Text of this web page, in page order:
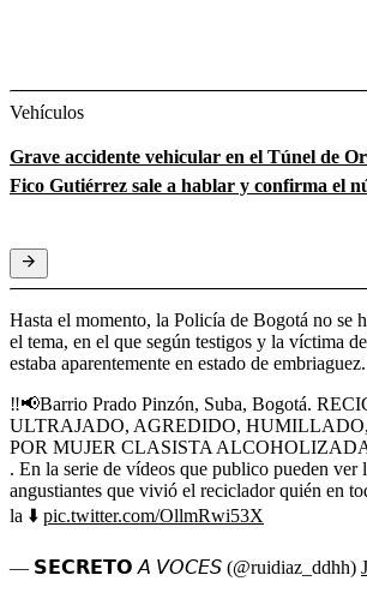
Vehículos
Grave accidente vehicular en el Túnel de
Fico Gutiérrez sale a hablar y confirma el
Hasta el momento, la Policía de Bogotá no se
el tema, en el que según testigos y la víctima
estaba aparentemente en estado de embriaguez.
‼️📢Barrio Prado Pinzón, Suba, Bogotá.
ULTRAJADO, AGREDIDO,
POR MUJER CLASISTA
. En la serie de vídeos que publico pueden ver
angustiantes que vivió el reciclador quién en
la ⬇️ pic.twitter.com/OllmRwi53X
— 𝗦𝗘𝗖𝗥𝗘𝗧𝗢 𝘈 𝘝𝘖𝘊𝘌𝘚 (@ruidiaz_ddhh)